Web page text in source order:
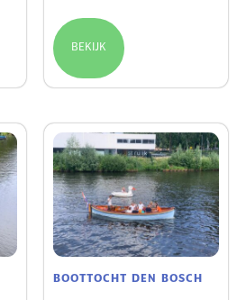
BEKIJK
BOOTTOCHT DEN BOSCH